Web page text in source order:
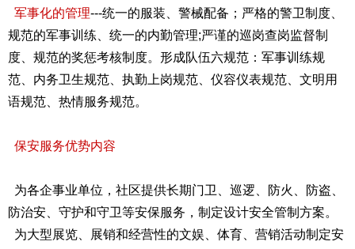
军事化的管理---统一的服装、警械配备；严格的警卫制度、
规范的军事训练、统一的内勤管理;严谨的巡岗查岗监督制
度、规范的奖惩考核制度。形成队伍六规范：军事训练规
范、内务卫生规范、执勤上岗规范、仪容仪表规范、文明用
语规范、热情服务规范。
保安服务优势内容
为各企事业单位，社区提供长期门卫、巡逻、防火、防盗、
防治安、守护和守卫等安保服务，制定设计安全管制方案。
为大型展览、展销和经营性的文娱、体育、营销活动制定安